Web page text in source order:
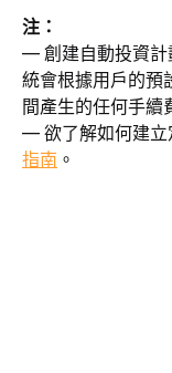
注：
— 創建自動投資計
統會根據用戶的預
間產生的任何手續
— 欲了解如何建立
指南 。